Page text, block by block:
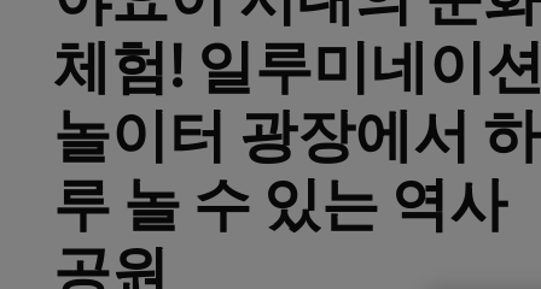
체험! 일루미네이
놀이터 광장에서 하
루 놀 수 있는 역사
공원